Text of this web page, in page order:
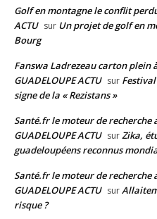
Golf en montagne le conflit
ACTU sur Un projet de golf en
Bourg
Fanswa Ladrezeau carton plein
GUADELOUPE ACTU sur
signe de la « Rezistans »
Santé.fr le moteur de recherche
GUADELOUPE ACTU surZika,
guadeloupéens reconnus
Santé.fr le moteur de recherche
GUADELOUPE ACTU sur
risque ?